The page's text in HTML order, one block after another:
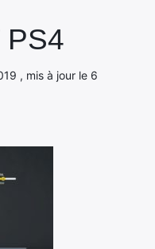
PS4
, mis à jour le 6